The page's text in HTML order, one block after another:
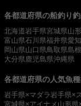
各都道府県の船釣り
北海道岩手県宮城県山
富山県石川県福井県愛
岡山県山口県鳥取県島
大分県 鹿児島県沖縄県
各都道府県の人気魚
岩手県×マダラ 岩手県×
宮城県×アイナメ 山形県